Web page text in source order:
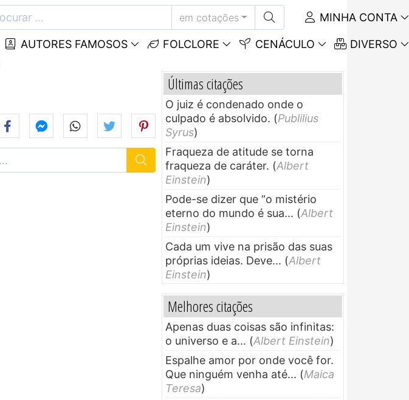
em cotações MINHA CONTA
AUTORES FAMOSOS FOLCLORE CENÁCULO DIVERSO
Últimas citações
O juiz é condenado onde o
culpado é absolvido. (Publilius
Syrus)
Fraqueza de atitude se torna
fraqueza de caráter. (Albert
Einstein)
Pode-se dizer que “o mistério
eterno do mundo é sua... (Albert
Einstein)
Cada um vive na prisão das suas
próprias ideias. Deve... (Albert
Einstein)
Melhores citações
Apenas duas coisas são infinitas:
o universo e a... (Albert Einstein)
Espalhe amor por onde você for.
Que ninguém venha até... (Maica
Teresa)